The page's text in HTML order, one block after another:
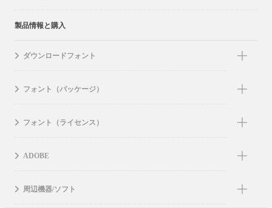
製品情報と購入
ダウンロードフォント
フォント（パッケージ）
フォント（ライセンス）
ADOBE
周辺機器/ソフト